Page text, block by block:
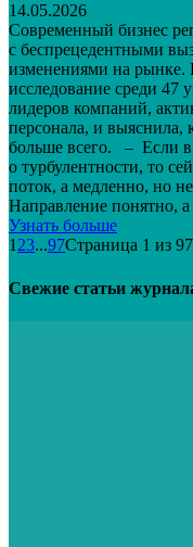
14.05.2026
Современный бизнес
с беспрецедентными
изменениями на рынке.
исследование среди 47
лидеров компаний,
персонала, и выяснила,
больше всего. – Если
о турбулентности, то
поток, а медленно, но
Направление понятно, а
Узнать больше
1 23...97Страница 1 из 97
Свежие статьи